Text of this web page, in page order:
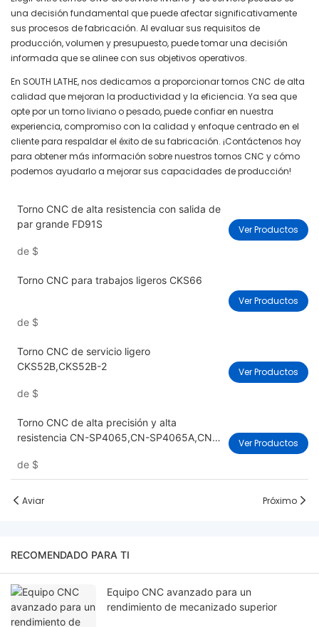
una decisión fundamental que puede afectar significativamente
sus procesos de fabricación. Al evaluar sus requisitos de
producción, volumen y presupuesto, puede tomar una decisión
informada que se alinee con sus objetivos operativos.
En SOUTH LATHE, nos dedicamos a proporcionar tornos CNC de alta
calidad que mejoran la productividad y la eficiencia. Ya sea que
opte por un torno liviano o pesado, puede confiar en nuestra
experiencia, compromiso con la calidad y enfoque centrado en el
cliente para respaldar el éxito de su fabricación. ¡Contáctenos hoy
para obtener más información sobre nuestros tornos CNC y cómo
podemos ayudarlo a mejorar sus capacidades de producción!
Torno CNC de alta resistencia con salida de
par grande FD91S
de $
Ver Productos
Torno CNC para trabajos ligeros CKS66
de $
Ver Productos
Torno CNC de servicio ligero
CKS52B,CKS52B-2
de $
Ver Productos
Torno CNC de alta precisión y alta
resistencia CN-SP4065,CN-SP4065A,CN-
de $
Ver Productos
Aviar Próximo
RECOMENDADO PARA TI
Equipo CNC avanzado para un
rendimiento de mecanizado superior